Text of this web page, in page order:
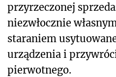
przyrzeczonej
niezwłocznie
staraniem
urządzenia i
pierwotnego.